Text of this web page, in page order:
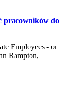
pracowników do
Employees - or
Rampton,